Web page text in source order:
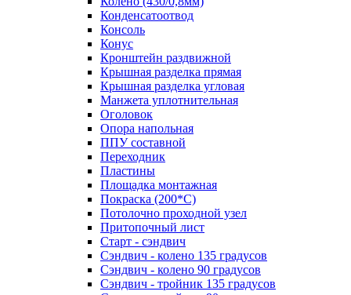
Конденсатоотвод
Консоль
Конус
Кронштейн раздвижной
Крышная разделка прямая
Крышная разделка угловая
Манжета уплотнительная
Оголовок
Опора напольная
ППУ составной
Переходник
Пластины
Площадка монтажная
Покраска (200*С)
Потолочно проходной узел
Притопочный лист
Старт - сэндвич
Сэндвич - колено 135 градусов
Сэндвич - колено 90 градусов
Сэндвич - тройник 135 градусов